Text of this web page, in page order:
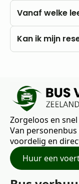
Onze prijzen
eigen rekening.
Vanaf welke
U kunt al vanaf
Kan ik mijn
ons te bespreken.
Zorgeloos en
Van
voordelig en
Huur een